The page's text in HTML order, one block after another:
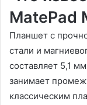
MatePad
Планшет с
стали и
составляет 5,1
занимает
классическим